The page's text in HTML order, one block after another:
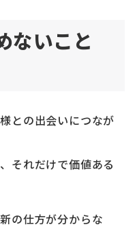
ないこと
との出会いにつなが
それだけで価値ある
の仕方が分からな